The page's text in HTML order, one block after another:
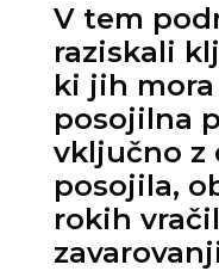
V tem
raziskali
ki jih
posojilna
vključno z
posojila,
rokih